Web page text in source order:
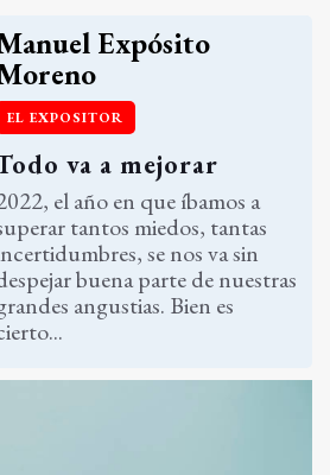
Expósito
EL EXPOSITOR
va a mejorar
el año en que íbamos a
tantos miedos, tantas
se nos va sin
buena parte de nuestras
angustias. Bien es